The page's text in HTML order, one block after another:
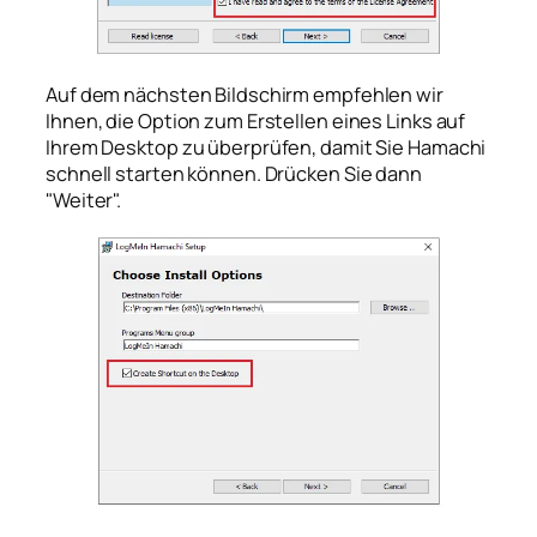
Auf dem nächsten Bildschirm empfehlen wir
Ihnen, die Option zum Erstellen eines Links auf
Ihrem Desktop zu überprüfen, damit Sie Hamachi
schnell starten können. Drücken Sie dann
"Weiter".